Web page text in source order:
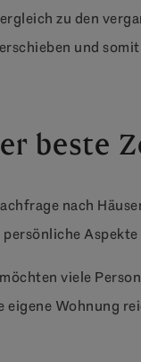
zu den
und
beste
nach
viele
eigene Wohnung